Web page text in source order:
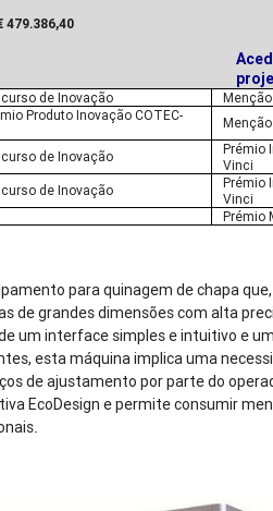
479.386,40
de Inovação
Produto Inovação COTEC-
de Inovação
Prémio
Vinci
de Inovação
Prémio
Vinci
Prémio
para quinagem de chapa
de grandes dimensões com alta
um interface simples e intuitivo e
esta máquina implica uma
de ajustamento por parte do
EcoDesign e permite consumir
.